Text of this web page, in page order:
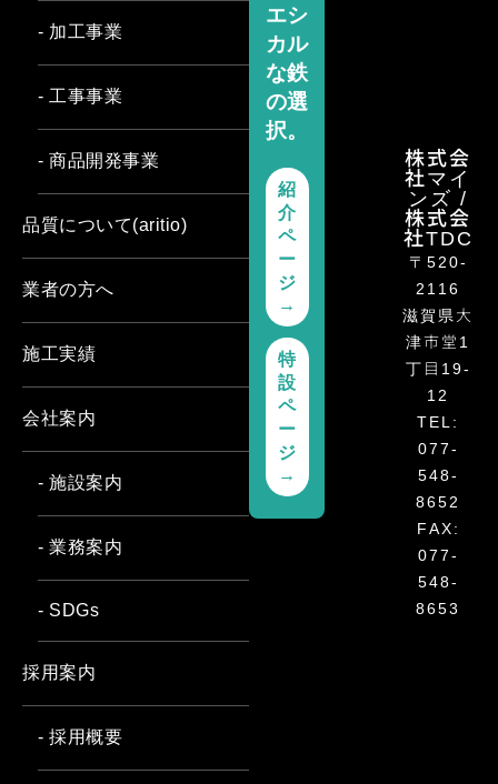
株式会
社マイ
ンズ /
株式会
社TDC
〒520-
2116
滋賀県大
津市堂1
丁目19-
12
TEL:
077-
548-
8652
FAX:
077-
548-
8653
エシ
カル
な鉄
の選
択。
紹
介
ペ
ー
ジ
→
特
設
ペ
ー
ジ
→
- 加工事業
- 工事事業
- 商品開発事業
品質について(aritio)
業者の方へ
施工実績
会社案内
- 施設案内
- 業務案内
- SDGs
採用案内
- 採用概要